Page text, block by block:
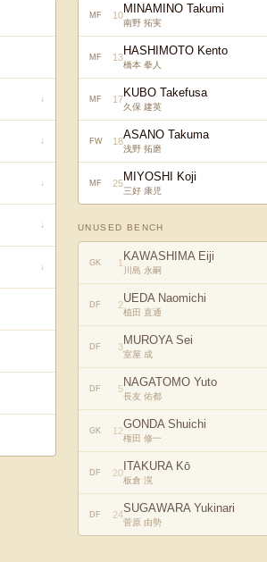
↓
↓
↓
↓
↓
MF 10MINAMINO Takumi
南野 拓実
MF 13HASHIMOTO Kento
橋本 拳人
MF 17KUBO Takefusa
久保 建英
FW 18ASANO Takuma
浅野 拓磨
MF 25MIYOSHI Koji
三好 康児
UNUSED BENCH
GK 1 KAWASHIMA Eiji
川島 永嗣
DF 2UEDA Naomichi
植田 直通
DF 3MUROYA Sei
室屋 成
DF 5NAGATOMO Yuto
長友 佑都
GK 12GONDA Shuichi
権田 修一
DF 20 ITAKURA Kō
板倉 滉
DF 24SUGAWARA Yukinari
菅原 由勢